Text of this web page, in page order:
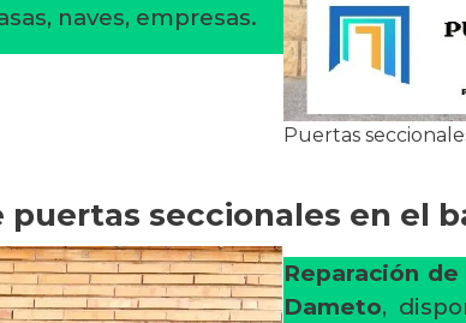
naves, empresas.
Puertas
puertas seccionales en el
Reparación
Dameto,